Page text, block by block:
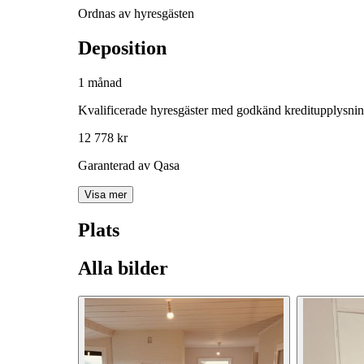
Ordnas av hyresgästen
Deposition
1 månad
Kvalificerade hyresgäster med godkänd
12 778 kr
Garanterad av Qasa
Visa mer
Plats
Alla bilder